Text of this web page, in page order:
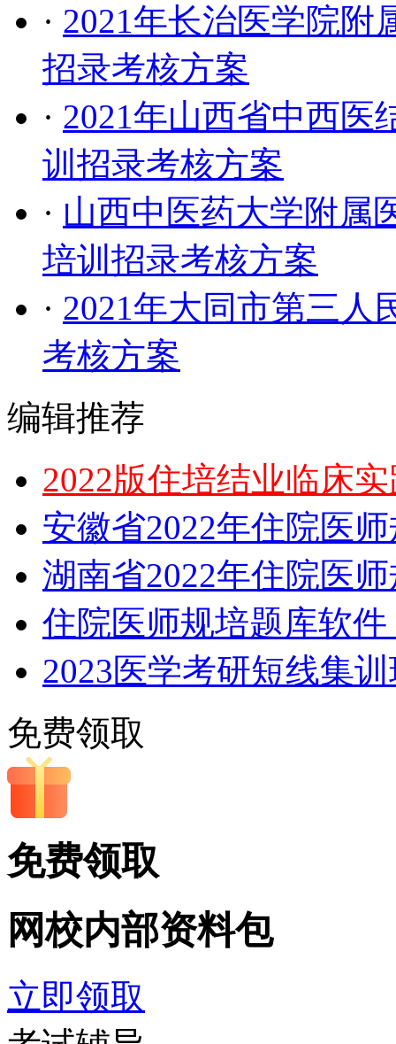
· 2021年长治医学院附
招录考核方案
· 2021年山西省中西医
训招录考核方案
· 山西中医药大学附属
培训招录考核方案
· 2021年大同市第三人
考核方案
编辑推荐
2022版住培结业临床
安徽省2022年住院医
湖南省2022年住院医
住院医师规培题库软
2023医学考研短线集
免费领取
免费领取
网校内部资料包
立即领取